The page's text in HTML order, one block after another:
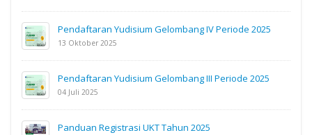
Pendaftaran Yudisium Gelombang IV Periode 2025
13 Oktober 2025
Pendaftaran Yudisium Gelombang III Periode 2025
04 Juli 2025
Panduan Registrasi UKT Tahun 2025